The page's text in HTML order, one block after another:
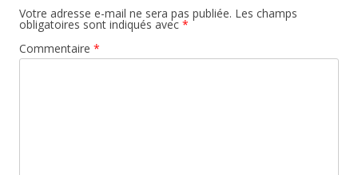
Votre adresse e-mail ne sera pas publiée. Les champs
obligatoires sont indiqués avec *
Commentaire *